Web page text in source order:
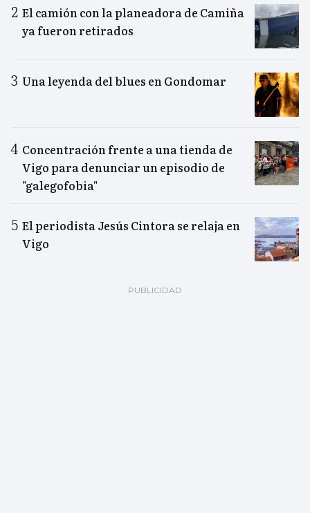
El camión con la planeadora de Camiña
ya fueron retirados
Una leyenda del blues en Gondomar
Concentración frente a una tienda de
Vigo para denunciar un episodio de
"galegofobia"
El periodista Jesús Cintora se relaja en
Vigo